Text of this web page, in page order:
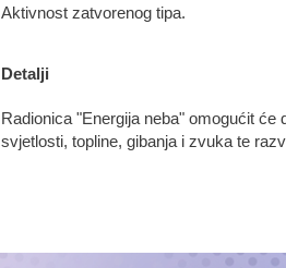
Aktivnost zatvorenog tipa.
Detalji
Radionica "Energija neba" omogućit
svjetlosti, topline, gibanja i zvuka te